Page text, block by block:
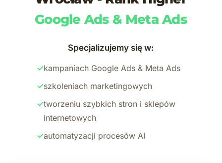
Google Ads & Meta Ads
Specjalizujemy się w:
✓kampaniach Google Ads & Meta Ads
✓szkoleniach marketingowych
✓tworzeniu szybkich stron i sklepów
internetowych
✓automatyzacji procesów AI